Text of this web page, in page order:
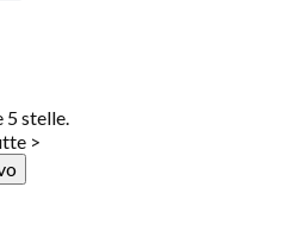
5 stelle.
>